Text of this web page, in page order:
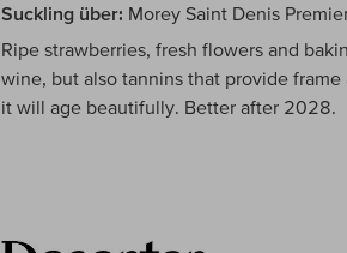
Suckling über: Morey Saint Denis
Ripe strawberries, fresh flowers and
wine, but also tannins that provide
it will age beautifully. Better after 2028.